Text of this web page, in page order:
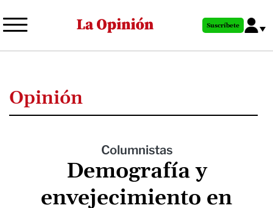
al
principal
Suscríbete
Opinión
Columnistas
Demografía y
envejecimiento en